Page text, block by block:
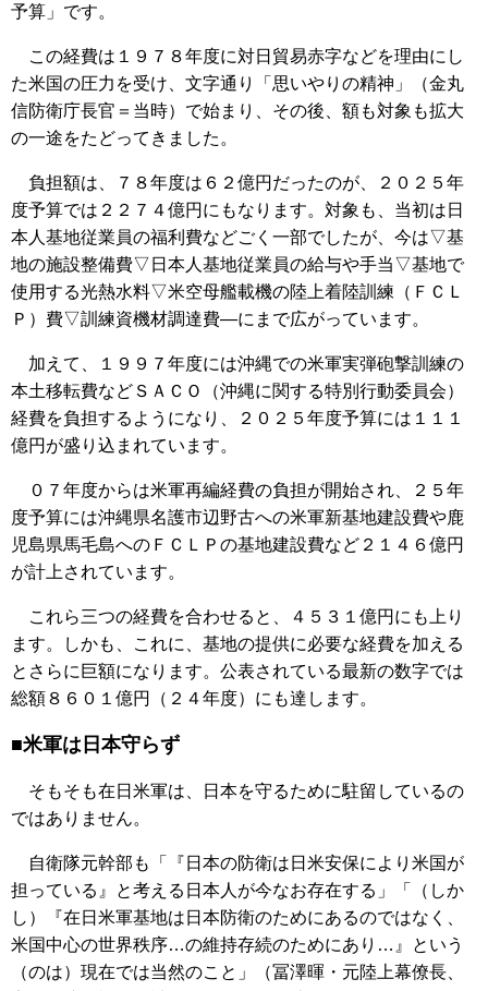
予算」です。
この経費は１９７８年度に対日貿易赤字などを理由にし
た米国の圧力を受け、文字通り「思いやりの精神」（金丸
信防衛庁長官＝当時）で始まり、その後、額も対象も拡大
の一途をたどってきました。
負担額は、７８年度は６２億円だったのが、２０２５年
度予算では２２７４億円にもなります。対象も、当初は日
本人基地従業員の福利費などごく一部でしたが、今は▽基
地の施設整備費▽日本人基地従業員の給与や手当▽基地で
使用する光熱水料▽米空母艦載機の陸上着陸訓練（ＦＣＬ
Ｐ）費▽訓練資機材調達費―にまで広がっています。
加えて、１９９７年度には沖縄での米軍実弾砲撃訓練の
本土移転費などＳＡＣＯ（沖縄に関する特別行動委員会）
経費を負担するようになり、２０２５年度予算には１１１
億円が盛り込まれています。
０７年度からは米軍再編経費の負担が開始され、２５年
度予算には沖縄県名護市辺野古への米軍新基地建設費や鹿
児島県馬毛島へのＦＣＬＰの基地建設費など２１４６億円
が計上されています。
これら三つの経費を合わせると、４５３１億円にも上り
ます。しかも、これに、基地の提供に必要な経費を加える
とさらに巨額になります。公表されている最新の数字では
総額８６０１億円（２４年度）にも達します。
■米軍は日本守らず
そもそも在日米軍は、日本を守るために駐留しているの
ではありません。
自衛隊元幹部も「『日本の防衛は日米安保により米国が
担っている』と考える日本人が今なお存在する」「（しか
し）『在日米軍基地は日本防衛のためにあるのではなく、
米国中心の世界秩序…の維持存続のためにあり…』という
（のは）現在では当然のこと」（冨澤暉・元陸上幕僚長、